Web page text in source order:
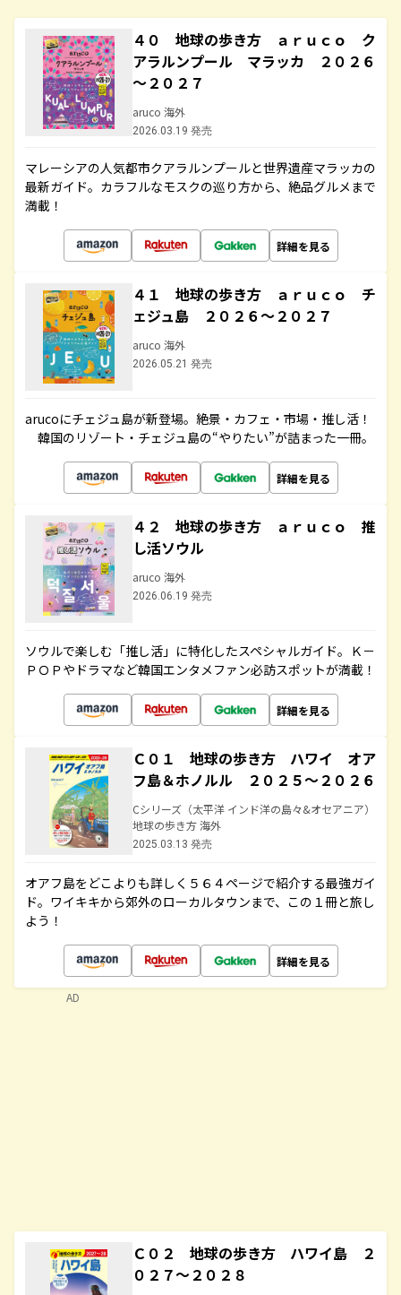
４０ 地球の歩き方 ａｒｕｃｏ ク
アラルンプール マラッカ ２０２６
～２０２７
aruco 海外
2026.03.19 発売
マレーシアの人気都市クアラルンプールと世界遺産マラッカの
最新ガイド。カラフルなモスクの巡り方から、絶品グルメまで
満載！
詳細を見る
４１ 地球の歩き方 ａｒｕｃｏ チ
ェジュ島 ２０２６～２０２７
aruco 海外
2026.05.21 発売
arucoにチェジュ島が新登場。絶景・カフェ・市場・推し活！
韓国のリゾート・チェジュ島の“やりたい”が詰まった一冊。
詳細を見る
４２ 地球の歩き方 ａｒｕｃｏ 推
し活ソウル
aruco 海外
2026.06.19 発売
ソウルで楽しむ「推し活」に特化したスペシャルガイド。Ｋ－
ＰＯＰやドラマなど韓国エンタメファン必訪スポットが満載！
詳細を見る
Ｃ０１ 地球の歩き方 ハワイ オア
フ島＆ホノルル ２０２５～２０２６
Cシリーズ（太平洋 インド洋の島々&オセアニア）
地球の歩き方 海外
2025.03.13 発売
オアフ島をどこよりも詳しく５６４ページで紹介する最強ガイ
ド。ワイキキから郊外のローカルタウンまで、この１冊と旅し
よう！
詳細を見る
Ｃ０２ 地球の歩き方 ハワイ島 ２
０２７～２０２８
AD